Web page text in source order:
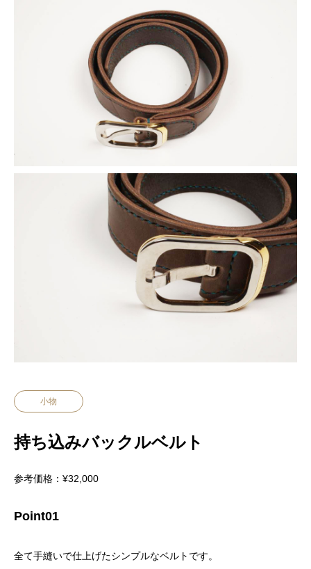
小物
持ち込みバックルベルト
参考価格：¥32,000
Point01
全て手縫いで仕上げたシンプルなベルトです。